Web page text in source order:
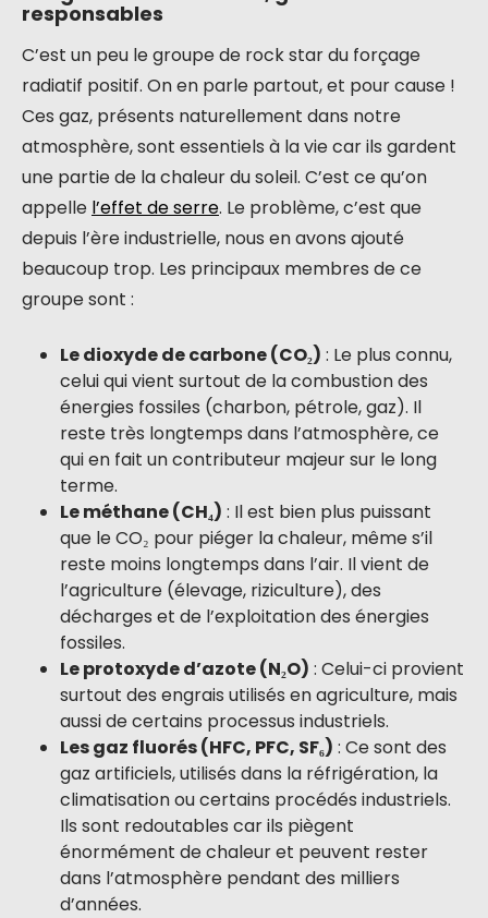
responsables
C’est un peu le groupe de rock star du forçage
radiatif positif. On en parle partout, et pour cause !
Ces gaz, présents naturellement dans notre
atmosphère, sont essentiels à la vie car ils gardent
une partie de la chaleur du soleil. C’est ce qu’on
appelle l’effet de serre. Le problème, c’est que
depuis l’ère industrielle, nous en avons ajouté
beaucoup trop. Les principaux membres de ce
groupe sont :
Le dioxyde de carbone (CO₂) : Le plus connu,
celui qui vient surtout de la combustion des
énergies fossiles (charbon, pétrole, gaz). Il
reste très longtemps dans l’atmosphère, ce
qui en fait un contributeur majeur sur le long
terme.
Le méthane (CH₄) : Il est bien plus puissant
que le CO₂ pour piéger la chaleur, même s’il
reste moins longtemps dans l’air. Il vient de
l’agriculture (élevage, riziculture), des
décharges et de l’exploitation des énergies
fossiles.
Le protoxyde d’azote (N₂O) : Celui-ci provient
surtout des engrais utilisés en agriculture, mais
aussi de certains processus industriels.
Les gaz fluorés (HFC, PFC, SF₆) : Ce sont des
gaz artificiels, utilisés dans la réfrigération, la
climatisation ou certains procédés industriels.
Ils sont redoutables car ils piègent
énormément de chaleur et peuvent rester
dans l’atmosphère pendant des milliers
d’années.